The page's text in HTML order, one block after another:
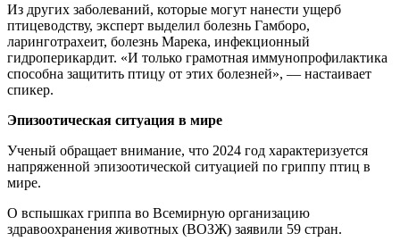
Из других заболеваний, которые могут нанести ущерб
птицеводству, эксперт выделил болезнь Гамборо,
ларинготрахеит, болезнь Марека, инфекционный
гидроперикардит. «И только грамотная иммунопрофилактика
способна защитить птицу от этих болезней», — настаивает
спикер.
Эпизоотическая ситуация в мире
Ученый обращает внимание, что 2024 год характеризуется
напряженной эпизоотической ситуацией по гриппу птиц в
мире.
О вспышках гриппа во Всемирную организацию
здравоохранения животных (ВОЗЖ) заявили 59 стран.